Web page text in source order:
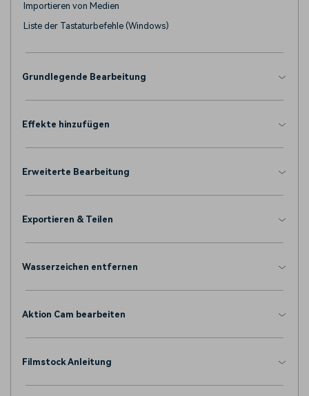
Importieren von Medien
Liste der Tastaturbefehle (Windows)
Grundlegende Bearbeitung
Effekte hinzufügen
Erweiterte Bearbeitung
Exportieren & Teilen
Wasserzeichen entfernen
Aktion Cam bearbeiten
Filmstock Anleitung